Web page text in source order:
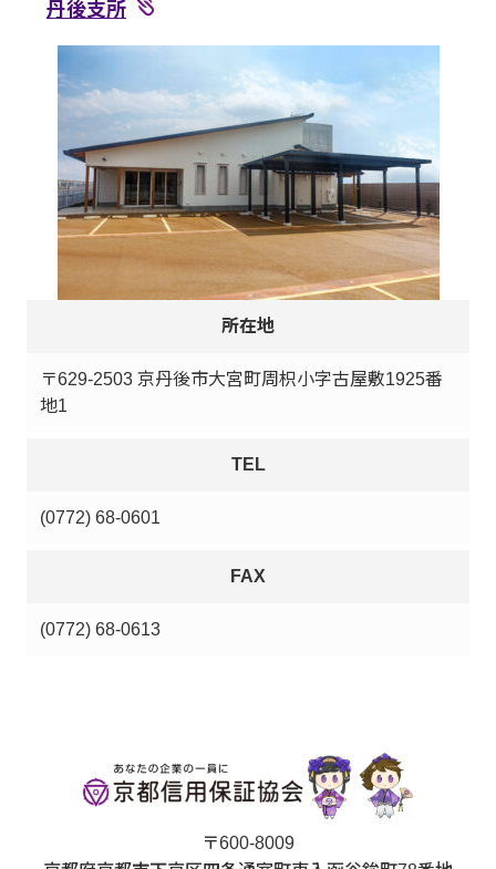
丹後支所
所在地
〒629-2503 京丹後市大宮町周枳小字古屋敷1925番
地1
TEL
(0772) 68-0601
FAX
(0772) 68-0613
〒600-8009